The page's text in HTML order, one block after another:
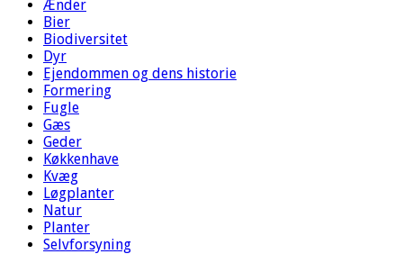
Ænder
Bier
Biodiversitet
Dyr
Ejendommen og dens historie
Formering
Fugle
Gæs
Geder
Køkkenhave
Kvæg
Løgplanter
Natur
Planter
Selvforsyning